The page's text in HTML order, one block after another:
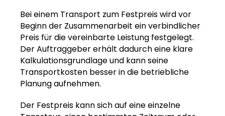
Bei einem Transport zum Festpreis wird vor
Beginn der Zusammenarbeit ein verbindlicher
Preis für die vereinbarte Leistung festgelegt.
Der Auftraggeber erhält dadurch eine klare
Kalkulationsgrundlage und kann seine
Transportkosten besser in die betriebliche
Planung aufnehmen.
Der Festpreis kann sich auf eine einzelne